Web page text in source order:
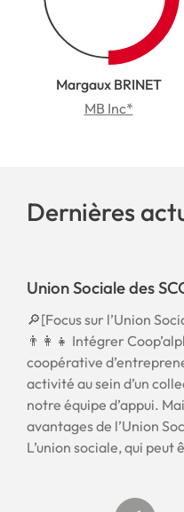
Margaux BRINET
MB Inc*
Dernières
Union Sociale des
🔎[Focus sur l’Union
👨‍👩‍👧 Intégrer
coopérative
activité au sein d’un
notre équipe d’appui.
avantages de l’Union
L’union sociale, qui peut